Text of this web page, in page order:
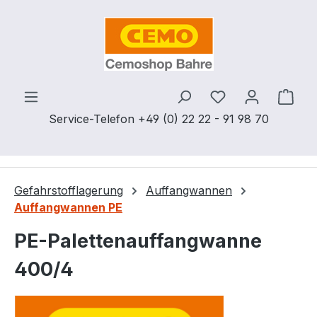
Zum Hauptinhalt springen
Service-Telefon +49 (0) 22 22 - 91 98 70
Du hast 0
Gefahrstofflagerung
Auffangwannen
Auffangwannen PE
PE-Palettenauffangwanne
400/4